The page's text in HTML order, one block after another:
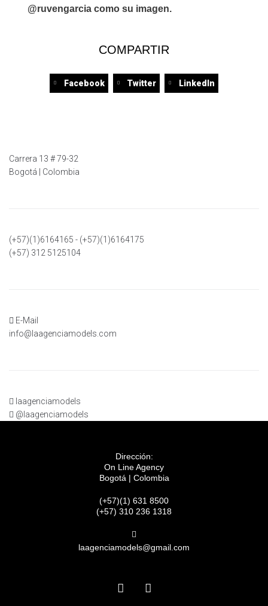
@ruvengarcia como su imagen.
COMPARTIR
Facebook Twitter LinkedIn
Carrera 13 # 79-32
Bogotá | Colombia
(+57)(1)6164165 - (+57)(1)6164175
(+57) 312 5125104
E-Mail
info@laagenciamodels.com
laagenciamodels
@laagenciamodels
Dirección:
On Line Agency
Bogotá | Colombia
(+57)(1) 631 8500
(+57) 310 236 1318
laagenciamodels@gmail.com